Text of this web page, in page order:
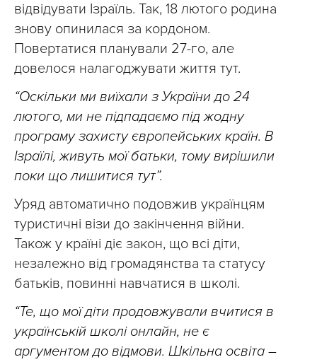
відвідувати Ізраїль. Так, 18 лютого родина
знову опинилася за кордоном.
Повертатися планували 27-го, але
довелося налагоджувати життя тут.
“Оскільки ми виїхали з України до 24
лютого, ми не підпадаємо під жодну
програму захисту європейських країн. В
Ізраїлі, живуть мої батьки, тому вирішили
поки що лишитися тут”.
Уряд автоматично подовжив українцям
туристичні візи до закінчення війни.
Також у країні діє закон, що всі діти,
незалежно від громадянства та статусу
батьків, повинні навчатися в школі.
“Те, що мої діти продовжували вчитися в
українській школі онлайн, не є
аргументом до відмови. Шкільна освіта –